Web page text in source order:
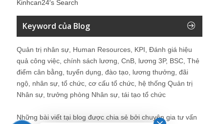
Kinhcan24′s Search
Keyword của Blog
Quản trị nhân sự, Human Resources, KPI, Đánh giá hiệu
quả công việc, chính sách lương, CnB, lương 3P, BSC, Thẻ
điểm cân bằng, tuyển dụng, đào tạo, lương thưởng, đãi
ngộ, nhân sự, tổ chức, cơ cấu tổ chức, hệ thống Quản trị
Nhân sự, trưởng phòng Nhân sự, tái tạo tổ chức
Những bài viết tại blog được chia sẻ bởi chuyên gia tư vấn